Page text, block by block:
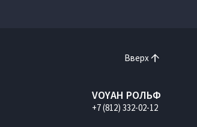
Вверх
VOYAH РОЛЬФ
+7 (812) 332-02-12